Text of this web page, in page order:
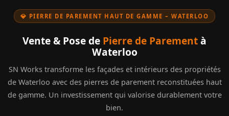
💎 PIERRE DE PAREMENT HAUT DE GAMME – WATERLOO
Vente & Pose de Pierre de Parementà
Waterloo
SN Works transforme les façades et intérieurs des propriétés
de Waterloo avec des pierres de parement reconstituées haut
de gamme. Un investissement qui valorise durablement votre
bien.